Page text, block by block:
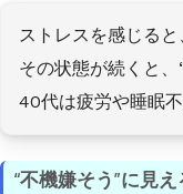
ストレスを感じる
その状態が続くと
40代は疲労や睡眠
“不機嫌そう”に見